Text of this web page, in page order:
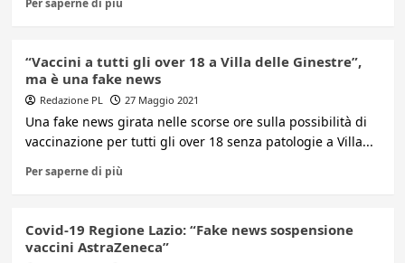
Per saperne di più
“Vaccini a tutti gli over 18 a Villa delle Ginestre”,
ma è una fake news
Redazione PL 27 Maggio 2021
Una fake news girata nelle scorse ore sulla possibilità di
vaccinazione per tutti gli over 18 senza patologie a Villa...
Per saperne di più
Covid-19 Regione Lazio: “Fake news sospensione
vaccini AstraZeneca”